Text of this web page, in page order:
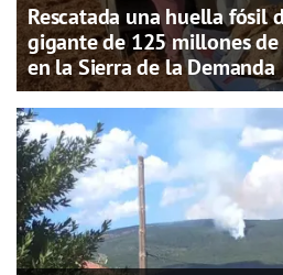
Rescatada una huella fósil
gigante de 125 millones
en la Sierra de la Demanda